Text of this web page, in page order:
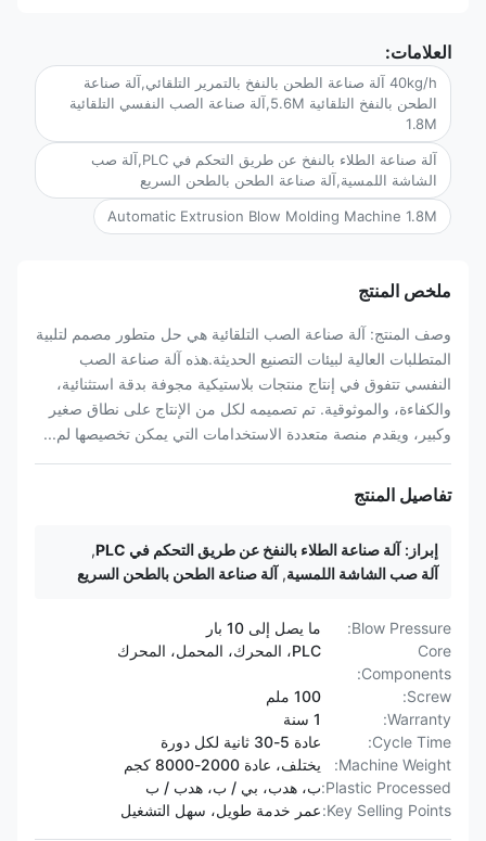
العلامات:
40kg/h آلة صناعة الطحن بالنفخ بالتمرير التلقائي,آلة صناعة
الطحن بالنفخ التلقائية 5.6M,آلة صناعة الصب النفسي التلقائية
1.8M
آلة صناعة الطلاء بالنفخ عن طريق التحكم في PLC,آلة صب
الشاشة اللمسية,آلة صناعة الطحن بالطحن السريع
Automatic Extrusion Blow Molding Machine 1.8M
ملخص المنتج
وصف المنتج: آلة صناعة الصب التلقائية هي حل متطور مصمم لتلبية
المتطلبات العالية لبيئات التصنيع الحديثة.هذه آلة صناعة الصب
النفسي تتفوق في إنتاج منتجات بلاستيكية مجوفة بدقة استثنائية،
والكفاءة، والموثوقية. تم تصميمه لكل من الإنتاج على نطاق صغير
وكبير، ويقدم منصة متعددة الاستخدامات التي يمكن تخصيصها لم...
تفاصيل المنتج
آلة صناعة الطلاء بالنفخ عن طريق التحكم في PLC
آلة صب الشاشة اللمسية,آلة صناعة الطحن بالطحن السريع
Blow Pressure:
ما يصل إلى 10 بار
Components:
Screw:
Warranty:
Cycle Time:
Machine Weight:
يختلف، عادة 2000-8000 كجم
Plastic Processed: ب، هدب، بي / ب، هدب / ب
Key Selling Points: عمر خدمة طويل، سهل التشغيل